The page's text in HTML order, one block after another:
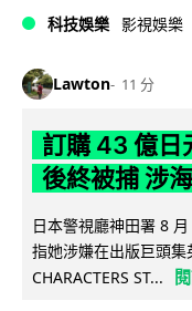
科技娛樂 影視娛樂
Lawton 11 分
訂購 43 億日
後終被捕 涉
日本警視廳神田署 8
指她涉嫌在出版巨頭集
CHARACTERS ST...